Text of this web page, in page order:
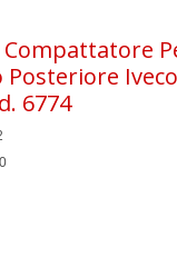
Posteriore
6774